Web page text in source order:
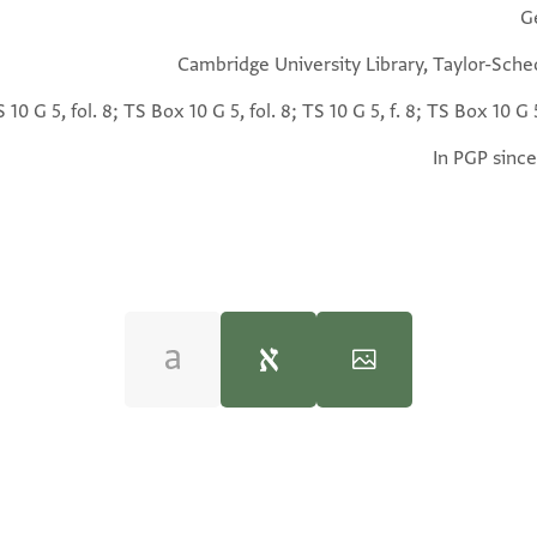
Cambridge University Library, Taylor-
10 G 5, fol. 8; TS Box 10 G 5, fol. 8; TS 10 G 5, f. 8; TS Box 10 G
In PGP